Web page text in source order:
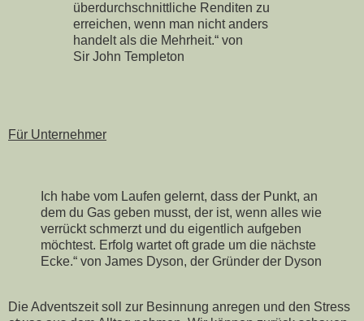
überdurchschnittliche Renditen zu
erreichen, wenn man nicht anders
handelt als die Mehrheit.“ von
Sir John Templeton
Für Unternehmer
Ich habe vom Laufen gelernt, dass der Punkt, an
dem du Gas geben musst, der ist, wenn alles wie
verrückt schmerzt und du eigentlich aufgeben
möchtest. Erfolg wartet oft grade um die nächste
Ecke.“ von James Dyson, der Gründer der Dyson
Die Adventszeit soll zur Besinnung anregen und den Stress